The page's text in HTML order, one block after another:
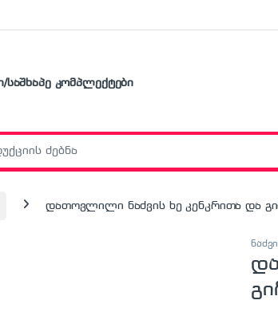
საშხაპე კომპლექტები
დათოვლილი ნაძვის ხე კენკრითა და